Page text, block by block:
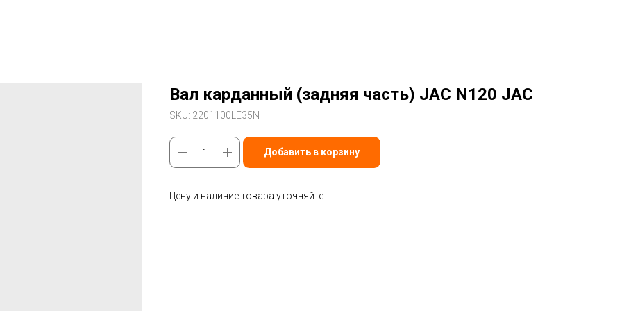
Вал карданный (задняя часть) JAC N120 JAC
SKU: 2201100LE35N
Добавить в корзину
Цену и наличие товара уточняйте